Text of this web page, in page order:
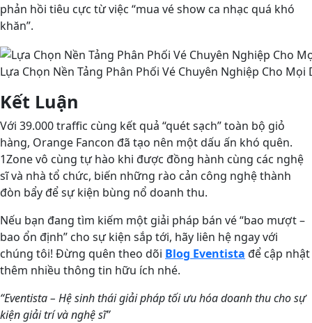
phản hồi tiêu cực từ việc “mua vé show ca nhạc quá khó
khăn”.
Lựa Chọn Nền Tảng Phân Phối Vé Chuyên Nghiệp Cho Mọi
Kết Luận
Với 39.000 traffic cùng kết quả “quét sạch” toàn bộ giỏ
hàng, Orange Fancon đã tạo nên một dấu ấn khó quên.
1Zone vô cùng tự hào khi được đồng hành cùng các nghệ
sĩ và nhà tổ chức, biến những rào cản công nghệ thành
đòn bẩy để sự kiện bùng nổ doanh thu.
Nếu bạn đang tìm kiếm một giải pháp bán vé “bao mượt –
bao ổn định” cho sự kiện sắp tới, hãy liên hệ ngay với
chúng tôi! Đừng quên theo dõi Blog Eventista để cập nhật
thêm nhiều thông tin hữu ích nhé.
“Eventista – Hệ sinh thái giải pháp tối ưu hóa doanh thu cho sự
kiện giải trí và nghệ sĩ”